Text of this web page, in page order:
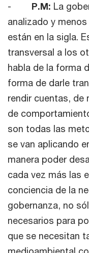
- P.M: La
analizado y
están en la sigla.
transversal a los
habla de la forma
forma de darle
rendir cuentas, de
de
son todas las
se van aplicando
manera poder
cada vez más las
conciencia de la
gobernanza, no
necesarios para
que se necesitan